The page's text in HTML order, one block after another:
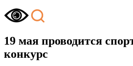
19 мая проводится
конкурс